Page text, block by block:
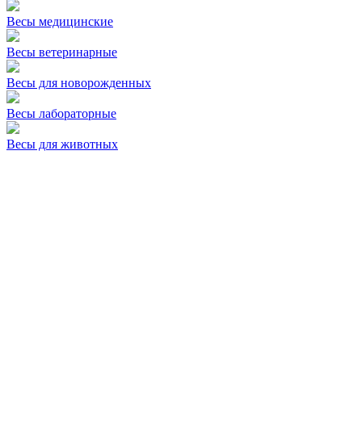
Весы медицинские
Весы ветеринарные
Весы для новорожденных
Весы лабораторные
Весы для животных